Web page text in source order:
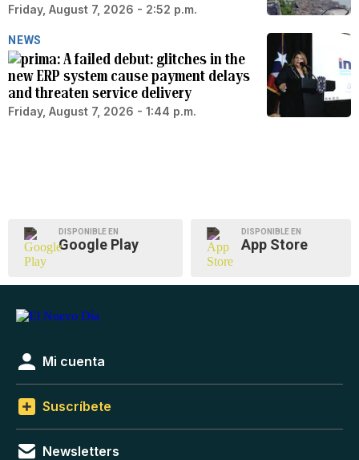
Friday, August 7, 2026 - 2:52 p.m.
NEWS
A failed debut: glitches in the
new ERP system cause payment delays
and threaten service delivery
Friday, August 7, 2026 - 1:44 p.m.
DISPONIBLE EN
Google Play
DISPONIBLE EN
App Store
Mi cuenta
Suscríbete
Newsletters